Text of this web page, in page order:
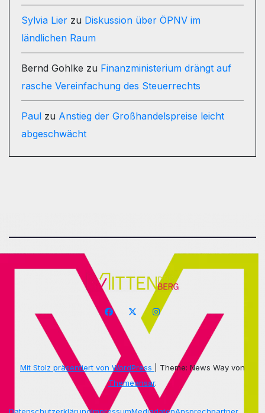
Sylvia Lier zu Diskussion über ÖPNV im
ländlichen Raum
Bernd Gohlke zu Finanzministerium drängt auf
rasche Vereinfachung des Steuerrechts
Paul zu Anstieg der Großhandelspreise leicht
abgeschwächt
Mit Stolz präsentiert von WordPress
Theme: News Way von
Themeansar.